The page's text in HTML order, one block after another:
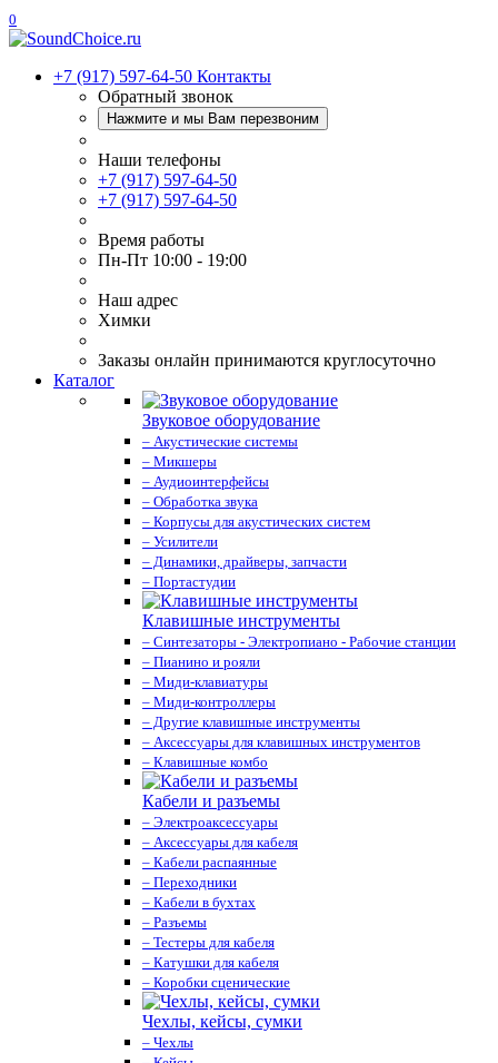
0
+7 (917) 597-64-50 Контакты
Обратный звонок
Нажмите и мы Вам перезвоним
Наши телефоны
+7 (917) 597-64-50
+7 (917) 597-64-50
Время работы
Пн-Пт 10:00 - 19:00
Наш адрес
Химки
Заказы онлайн принимаются круглосуточно
Каталог
Звуковое оборудование
– Акустические системы
– Микшеры
– Аудиоинтерфейсы
– Обработка звука
– Корпусы для акустических систем
– Усилители
– Динамики, драйверы, запчасти
– Портастудии
Клавишные инструменты
– Синтезаторы - Электропиано - Рабочие станции
– Пианино и рояли
– Миди-клавиатуры
– Миди-контроллеры
– Другие клавишные инструменты
– Аксессуары для клавишных инструментов
– Клавишные комбо
Кабели и разъемы
– Электроаксессуары
– Аксессуары для кабеля
– Кабели распаянные
– Переходники
– Кабели в бухтах
– Разъемы
– Тестеры для кабеля
– Катушки для кабеля
– Коробки сценические
Чехлы, кейсы, сумки
– Чехлы